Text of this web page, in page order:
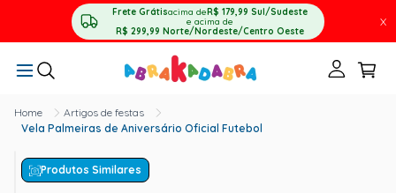
Frete Grátisacima deR$ 179,99 Sul/Sudeste
e acima de
R$ 299,99 Norte/Nordeste/Centro Oeste
X
Artigos de festas
Vela Palmeiras de Aniversário Oficial Futebol
Produtos Similares